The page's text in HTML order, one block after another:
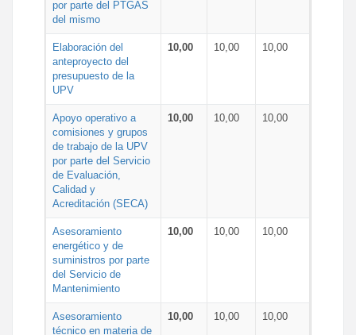
por parte del PTGAS
del mismo
Elaboración del
anteproyecto del
presupuesto de la
UPV
10,00 10,00 10,00
Apoyo operativo a
comisiones y grupos
de trabajo de la UPV
por parte del Servicio
de Evaluación,
Calidad y
Acreditación (SECA)
10,00 10,00 10,00
Asesoramiento
energético y de
suministros por parte
del Servicio de
Mantenimiento
10,00 10,00 10,00
Asesoramiento
técnico en materia de
10,00 10,00 10,00